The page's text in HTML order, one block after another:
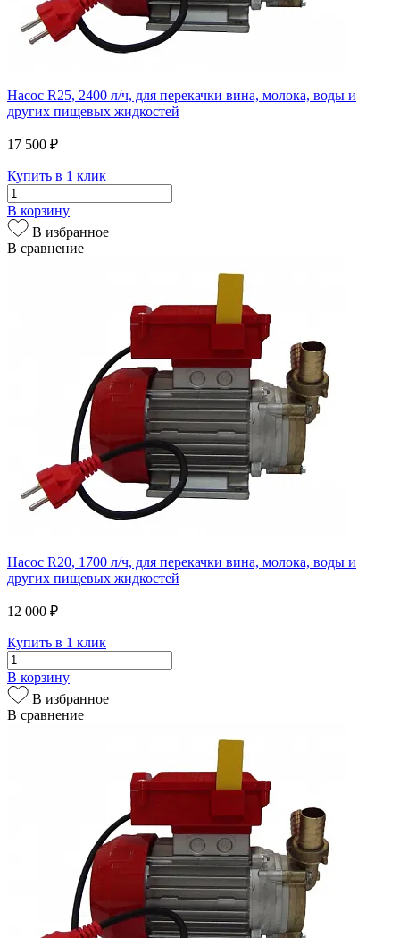
Насос R25, 2400 л/ч, для перекачки вина, молока, воды и
других пищевых жидкостей
17 500 ₽
Купить в 1 клик
В корзину
В избранное
В сравнение
Насос R20, 1700 л/ч, для перекачки вина, молока, воды и
других пищевых жидкостей
12 000 ₽
Купить в 1 клик
В корзину
В избранное
В сравнение